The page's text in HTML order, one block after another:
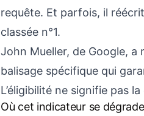
requête. Et parfois, il réécrit
classée n°1.
John Mueller, de Google, a
balisage spécifique qui
L’éligibilité ne signifie pas
Où cet indicateur se dégrade